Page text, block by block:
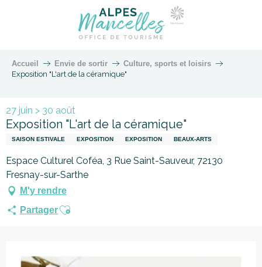
Accueil Envie de sortir
Culture, sports et loisirs
Exposition "L'art de la céramique"
27 juin > 30 août
Exposition "L'art de la céramique"
SAISON ESTIVALE EXPOSITION EXPOSITION BEAUX-ARTS
Espace Culturel Coféa, 3 Rue Saint-Sauveur, 72130
Fresnay-sur-Sarthe
M'y rendre
PartagerAjouter aux favoris